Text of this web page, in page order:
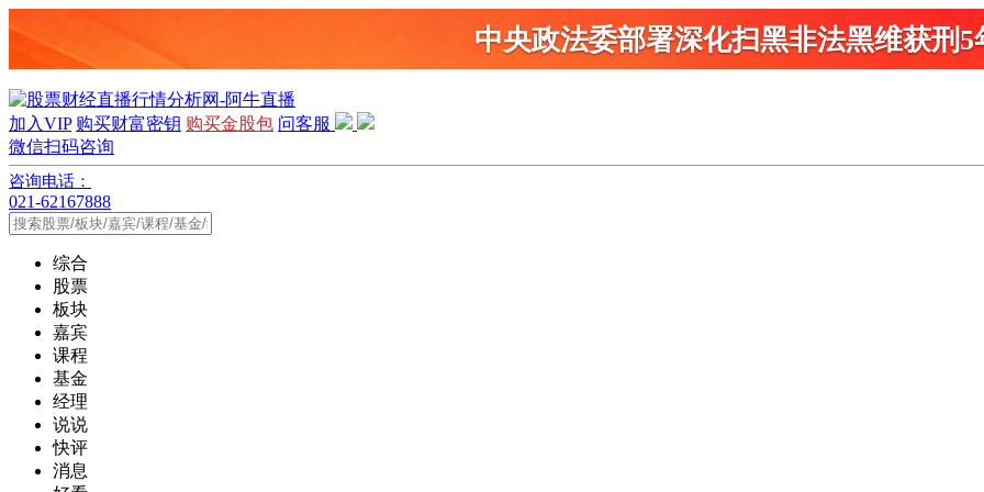
中央政法委部署深化扫黑非法黑维获刑5
加入VIP 购买财富密钥 购买金股包 问客服
微信扫码咨询
咨询电话：
021-62167888
综合
股票
板块
嘉宾
课程
基金
经理
说说
快评
消息